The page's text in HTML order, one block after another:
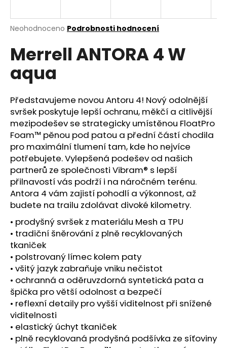
Průměrné
produktu
je
z
hvězdiček.
Neohodnoceno Podrobnosti hodnocení
Merrell ANTORA 4 W
aqua
Představujeme novou Antoru 4! Nový odolnější
svršek poskytuje lepší ochranu, měkčí a citlivější
mezipodešev se strategicky umístěnou FloatPro
Foam™ pěnou pod patou a přední částí chodila
pro maximální tlumení tam, kde ho nejvíce
potřebujete. Vylepšená podešev od našich
partnerů ze společnosti Vibram® s lepší
přilnavostí vás podrží i na náročném terénu.
Antora 4 vám zajistí pohodlí a výkonnost, až
budete na trailu zdolávat divoké kilometry.
• prodyšný svršek z materiálu Mesh a TPU
• tradiční šněrování z plně recyklovaných
tkaniček
• polstrovaný límec kolem paty
• všitý jazyk zabraňuje vniku nečistot
• ochranná a oděruvzdorná syntetická pata a
špička pro větší odolnost a bezpečí
• reflexní detaily pro vyšší viditelnost při snížené
viditelnosti
• elastický úchyt tkaniček
• plně recyklovaná prodyšná podšívka ze síťoviny
j
t
?
HLEDAT
D
o
p
o
r
u
č
u
j
e
m
e
TRIKO
CRAFT
ACTIVE
EXTREME